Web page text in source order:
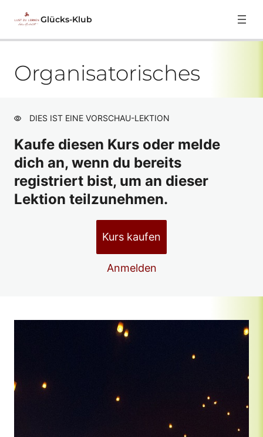
Glücks-Klub
HERZlich Willkommen
Zum Jahr 2026
Glücksbringer
GLÜCKs-Klub im August 26
GLÜCKs-Klub im Juli 26
GLÜCKs-Klub im Mai 26
GLÜCKS-Klub im Januar 26 Vorschau
GLÜCKs-Klub im November 25
GLÜCKs-Klub im Oktober 25 Vorschau
Organisatorisches
DIES IST EINE VORSCHAU-LEKTION
Kaufe diesen Kurs oder melde
dich an, wenn du bereits
registriert bist, um an dieser
Lektion teilzunehmen.
Kurs kaufen
Anmelden